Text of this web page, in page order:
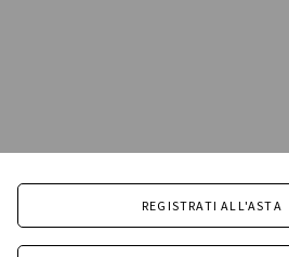
REGISTRATI ALL'ASTA